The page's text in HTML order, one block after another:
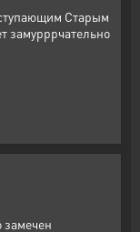
Старым
замурррчательно
замечен